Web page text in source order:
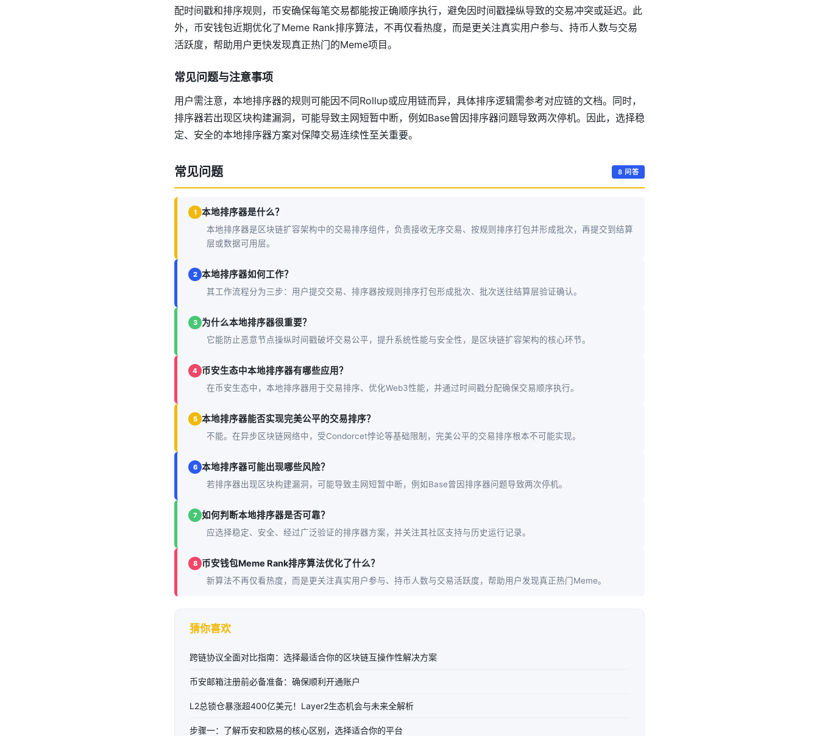
配时间戳和排序规则，币安确保每笔交易都能按正确顺序执行，避免因时间戳操纵导致的交易冲突或延迟。此
外，币安钱包近期优化了Meme Rank排序算法，不再仅看热度，而是更关注真实用户参与、持币人数与交易
活跃度，帮助用户更快发现真正热门的Meme项目。
常见问题与注意事项
用户需注意，本地排序器的规则可能因不同Rollup或应用链而异，具体排序逻辑需参考对应链的文档。同时，
排序器若出现区块构建漏洞，可能导致主网短暂中断，例如Base曾因排序器问题导致两次停机。因此，选择稳
定、安全的本地排序器方案对保障交易连续性至关重要。
常见问题 8 问答
1 本地排序器是什么？
本地排序器是区块链扩容架构中的交易排序组件，负责接收无序交易、按规则排序打包并形成批次，再提交到结算
层或数据可用层。
2 本地排序器如何工作？
其工作流程分为三步：用户提交交易、排序器按规则排序打包形成批次、批次送往结算层验证确认。
3 为什么本地排序器很重要？
它能防止恶意节点操纵时间戳破坏交易公平，提升系统性能与安全性，是区块链扩容架构的核心环节。
4 币安生态中本地排序器有哪些应用？
在币安生态中，本地排序器用于交易排序、优化Web3性能，并通过时间戳分配确保交易顺序执行。
5 本地排序器能否实现完美公平的交易排序？
不能。在异步区块链网络中，受Condorcet悖论等基础限制，完美公平的交易排序根本不可能实现。
6 本地排序器可能出现哪些风险？
若排序器出现区块构建漏洞，可能导致主网短暂中断，例如Base曾因排序器问题导致两次停机。
7 如何判断本地排序器是否可靠？
应选择稳定、安全、经过广泛验证的排序器方案，并关注其社区支持与历史运行记录。
8 币安钱包Meme Rank排序算法优化了什么？
新算法不再仅看热度，而是更关注真实用户参与、持币人数与交易活跃度，帮助用户发现真正热门Meme。
猜你喜欢
跨链协议全面对比指南：选择最适合你的区块链互操作性解决方案
币安邮箱注册前必备准备：确保顺利开通账户
L2总锁仓暴涨超400亿美元！Layer2生态机会与未来全解析
步骤一：了解币安和欧易的核心区别，选择适合你的平台